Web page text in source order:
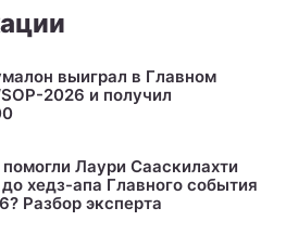
выиграл в Главном
2026 и получил
Лаури Сааскилахти
хедз-апа Главного события
Разбор эксперта